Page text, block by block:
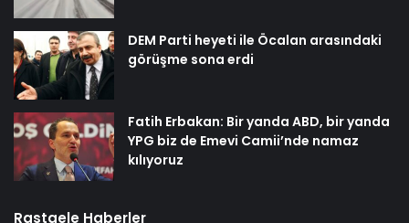
DEM Parti heyeti ile Öcalan arasındaki
görüşme sona erdi
Fatih Erbakan: Bir yanda ABD, bir yanda
YPG biz de Emevi Camii’nde namaz
kılıyoruz
Rastgele Haberler